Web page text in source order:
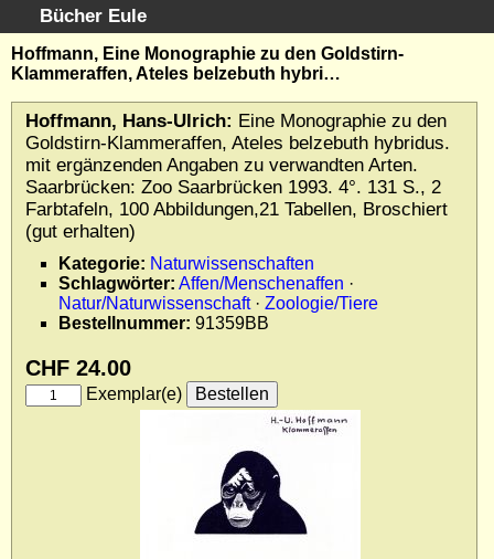
Bücher Eule
Schnellsuche:
Startseite
Erweiterte Suche
Kundenservice
Kontakt
Kategorien
Schlagwörter
Gesamtbestand
Kataloge
Warenkorb
Widerruf
Wir über uns
Hoffmann, Eine Monographie zu den Goldstirn-
Klammeraffen, Ateles belzebuth hybri…
Hoffmann, Hans-Ulrich: Eine Monographie zu den
Goldstirn-Klammeraffen, Ateles belzebuth hybridus.
mit ergänzenden Angaben zu verwandten Arten.
Saarbrücken: Zoo Saarbrücken 1993. 4°. 131 S., 2
Farbtafeln, 100 Abbildungen,21 Tabellen, Broschiert
(gut erhalten)
Kategorie: Naturwissenschaften
Schlagwörter: Affen/Menschenaffen ·
Natur/Naturwissenschaft· Zoologie/Tiere
Bestellnummer: 91359BB
CHF 24.00
Exemplar(e)